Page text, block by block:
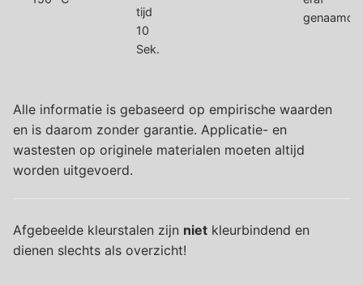
10
Sek.
genaamd
Alle informatie is gebaseerd op empirische waarden
en is daarom zonder garantie. Applicatie- en
wastesten op originele materialen moeten altijd
worden uitgevoerd.
Afgebeelde kleurstalen zijn niet kleurbindend en
dienen slechts als overzicht!